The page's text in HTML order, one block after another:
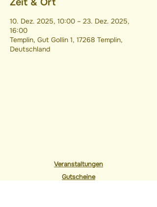
10. Dez. 2025, 10:00 – 23. Dez. 2025,
16:00
Templin, Gut Gollin 1, 17268 Templin,
Deutschland
Veranstaltungen
Gutscheine